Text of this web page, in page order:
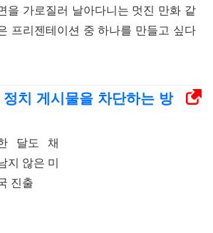
을 가로질러 날아다니는 멋진 만화 같
프리젠테이션 중 하나를 만들고 싶다
치 게시물을 차단하는 방
달도 채
지 않은 미
진출